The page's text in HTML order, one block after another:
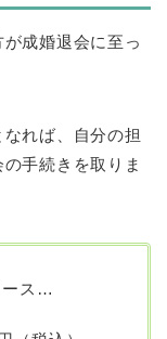
成婚退会に至っ
れば、自分の担
手続きを取りま
ース…